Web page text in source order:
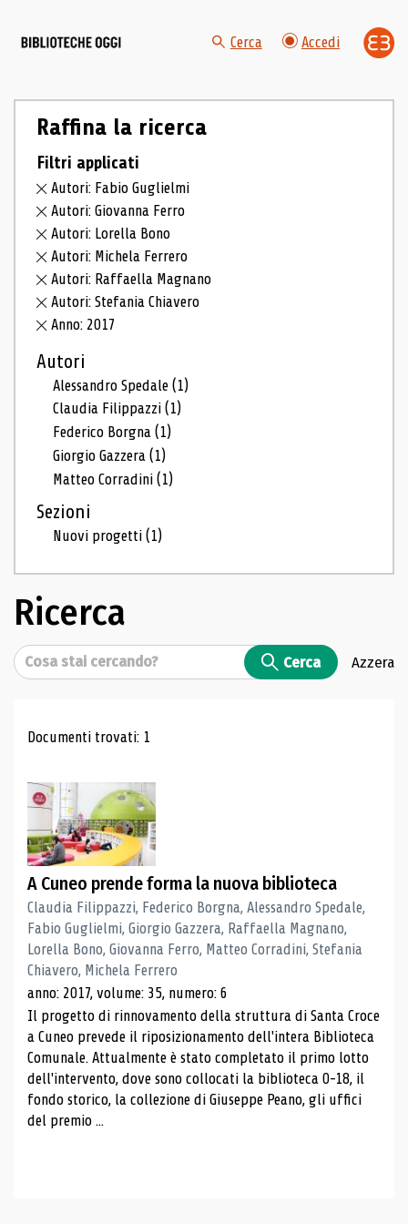
Cerca Accedi
Raffina la ricerca
Filtri applicati
Autori: Fabio Guglielmi
Autori: Giovanna Ferro
Autori: Lorella Bono
Autori: Michela Ferrero
Autori: Raffaella Magnano
Autori: Stefania Chiavero
Anno: 2017
Autori
Alessandro Spedale(1)
Claudia Filippazzi(1)
Federico Borgna(1)
Giorgio Gazzera(1)
Matteo Corradini(1)
Sezioni
Nuovi progetti(1)
Ricerca
Cerca Cerca Azzera
Risultati di ricerca
Documenti trovati: 1
A Cuneo prende forma la nuova biblioteca
Claudia Filippazzi, Federico Borgna, Alessandro Spedale,
Fabio Guglielmi, Giorgio Gazzera, Raffaella Magnano,
Lorella Bono, Giovanna Ferro, Matteo Corradini, Stefania
Chiavero, Michela Ferrero
anno: 2017, volume: 35, numero: 6
Il progetto di rinnovamento della struttura di Santa Croce
a Cuneo prevede il riposizionamento dell'intera Biblioteca
Comunale. Attualmente è stato completato il primo lotto
dell'intervento, dove sono collocati la biblioteca 0-18, il
fondo storico, la collezione di Giuseppe Peano, gli uffici
del premio ...